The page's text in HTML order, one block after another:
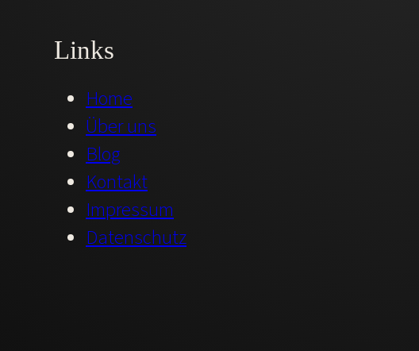
Links
Home
Über uns
Blog
Kontakt
Impressum
Datenschutz